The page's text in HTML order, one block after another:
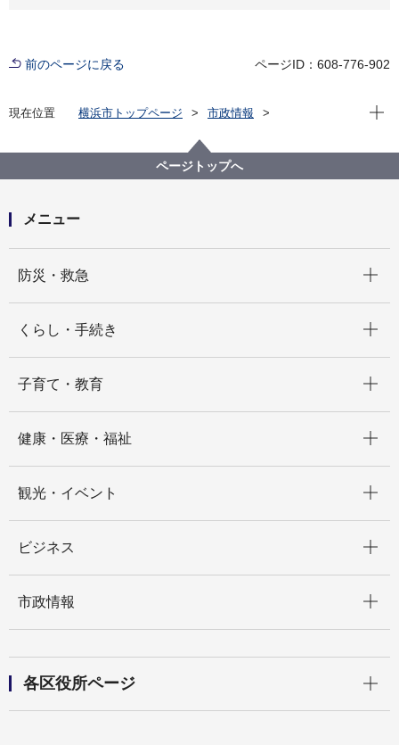
前のページに戻る ページID：608-776-902
現在位置 横浜市トップページ
市政情報
上野グループホールディングスとみずほ銀行が『横浜
港CNPサステナブルファイナンス・フレームワーク』
現在
ページトップへ
メニュー
防災・救急
くらし・手続き
子育て・教育
健康・医療・福祉
観光・イベント
ビジネス
市政情報
各区役所ページ